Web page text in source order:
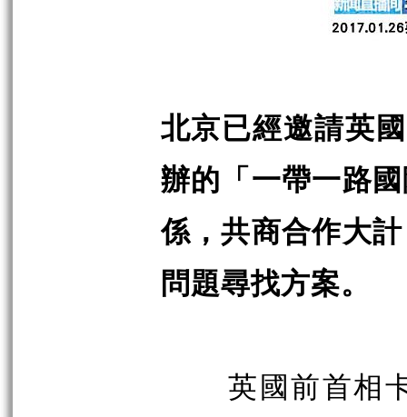
北京已經邀請英
辦的「一帶一路
係，共商合作大
問題尋找方案。
英國前首相